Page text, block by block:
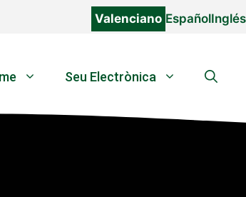
Valenciano EspañolInglés
Seu Electrònica